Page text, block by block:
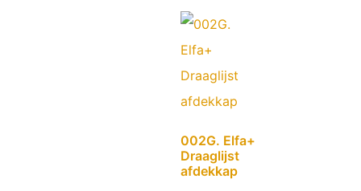
002G. Elfa+
Draaglijst
afdekkap